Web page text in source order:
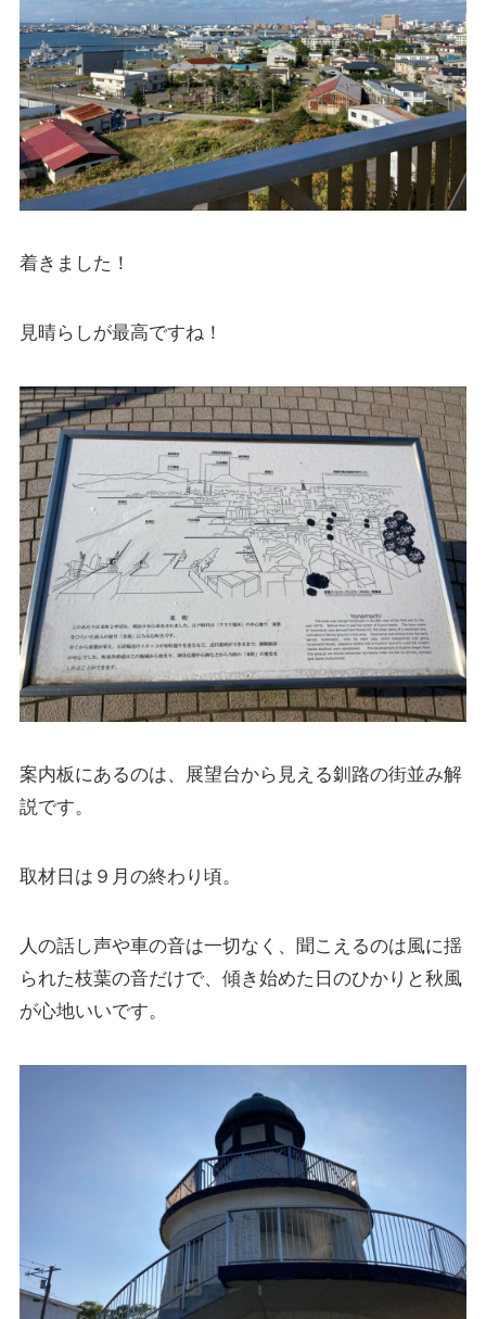
着きました！
見晴らしが最高ですね！
案内板にあるのは、展望台から見える釧路の街並み解
説です。
取材日は９月の終わり頃。
人の話し声や車の音は一切なく、聞こえるのは風に揺
られた枝葉の音だけで、傾き始めた日のひかりと秋風
が心地いいです。